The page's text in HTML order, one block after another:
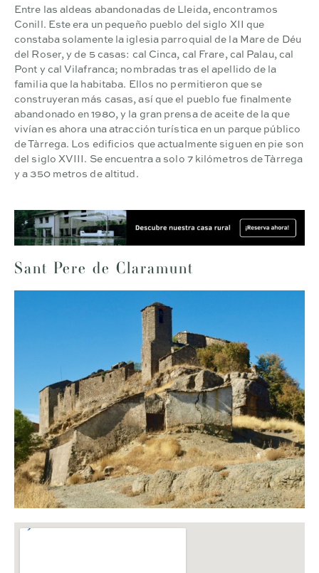
Entre las aldeas abandonadas de Lleida, encontramos
Conill. Este era un pequeño pueblo del siglo XII que
constaba solamente la iglesia parroquial de la Mare de Déu
del Roser, y de 5 casas: cal Cinca, cal Frare, cal Palau, cal
Pont y cal Vilafranca; nombradas tras el apellido de la
familia que la habitaba. Ellos no permitieron que se
construyeran más casas, así que el pueblo fue finalmente
abandonado en 1980, y la gran prensa de aceite de la que
vivían es ahora una atracción turística en un parque público
de Tàrrega. Los edificios que actualmente siguen en pie son
del siglo XVIII. Se encuentra a solo 7 kilómetros de Tàrrega
y a 350 metros de altitud.
Sant Pere de Claramunt